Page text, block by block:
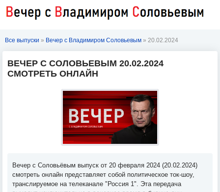
Все выпуски » Вечер с Владимиром Соловьевым » 20.02.2024
ВЕЧЕР С СОЛОВЬЕВЫМ 20.02.2024
СМОТРЕТЬ ОНЛАЙН
Вечер с Соловьёвым выпуск от 20 февраля 2024 (20.02.2024)
смотреть онлайн представляет собой политическое ток-шоу,
транслируемое на телеканале "Россия 1". Эта передача